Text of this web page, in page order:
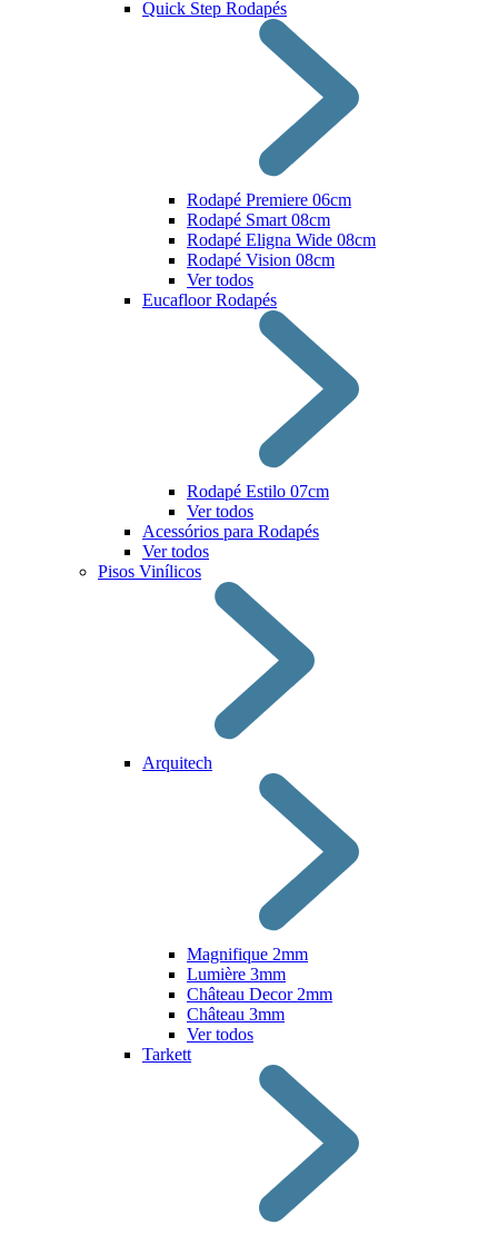
Quick Step Rodapés
Rodapé Premiere 06cm
Rodapé Smart 08cm
Rodapé Eligna Wide 08cm
Rodapé Vision 08cm
Ver todos
Eucafloor Rodapés
Rodapé Estilo 07cm
Ver todos
Acessórios para Rodapés
Ver todos
Pisos Vinílicos
Arquitech
Magnifique 2mm
Lumière 3mm
Château Decor 2mm
Château 3mm
Ver todos
Tarkett